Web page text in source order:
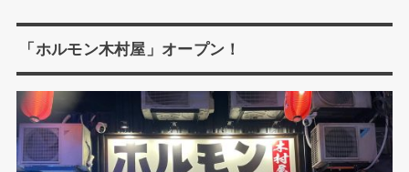
「ホルモン木村屋」オープン！